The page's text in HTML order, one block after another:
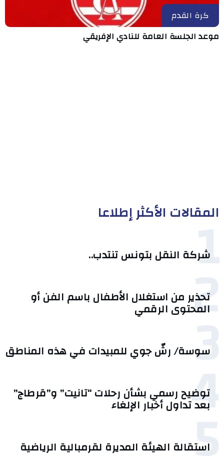
كرة القدم
موعد الجلسة العامة للنادي الإفريقي
المقالات الأكثر إطلاعا
1
شركة النقل بتونس تنتدب..
2
تحذير من استغلال الأطفال باسم الفن أو
المحتوى الرقمي
3
سوسة/ رشّ جوي للمبيدات في هذه المناطق
4
توضيح رسمي بشأن رحلات “تانيت” و”قرطاج”
بعد تداول أخبار الإلغاء
5
استقالة الهيئة المديرة لقرمبالية الرياضية